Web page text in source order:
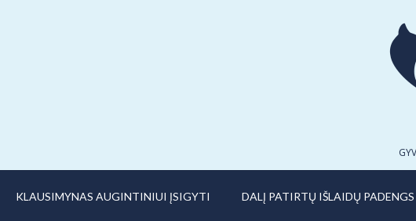
KLAUSIMYNAS AUGINTINIUI ĮSIGYTI DALĮ PATIRTŲ IŠLAIDŲ